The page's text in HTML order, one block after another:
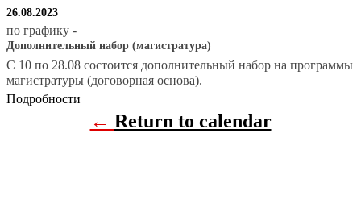
26.08.2023
по графику -
Дополнительный набор (магистратура)
С 10 по 28.08 состоится дополнительный набор на программы
магистратуры (договорная основа).
Подробности
← Return to calendar